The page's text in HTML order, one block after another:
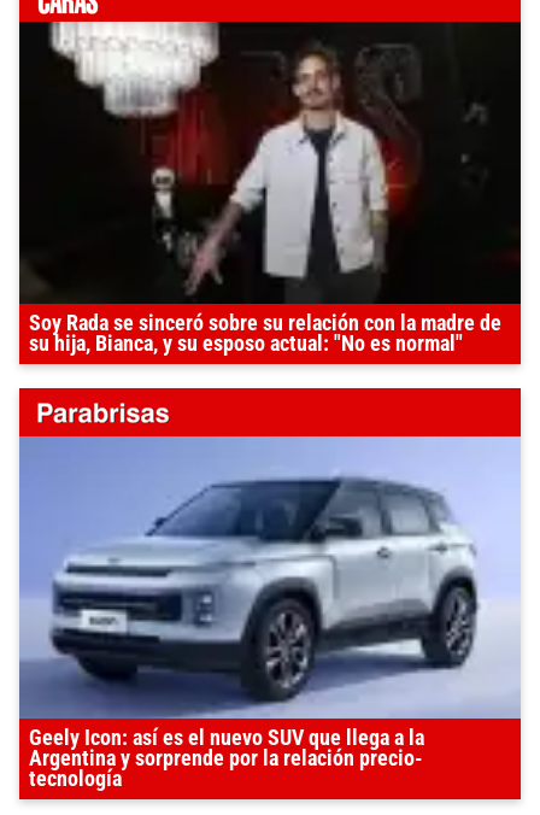
Soy Rada se sinceró sobre su relación con la madre de
su hija, Bianca, y su esposo actual: "No es normal"
Geely Icon: así es el nuevo SUV que llega a la
Argentina y sorprende por la relación precio-
tecnología